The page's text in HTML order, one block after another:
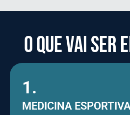
O QUE VAI SER
1.
MEDICINA